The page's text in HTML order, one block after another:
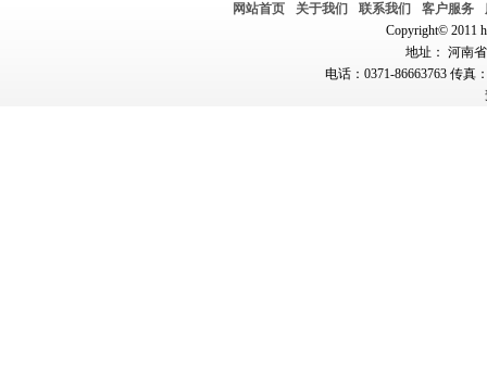
网站首页 关于我们 联系我们 客户服务
Copyright© 2011
地址： 河南
电话：0371-86663763 传真